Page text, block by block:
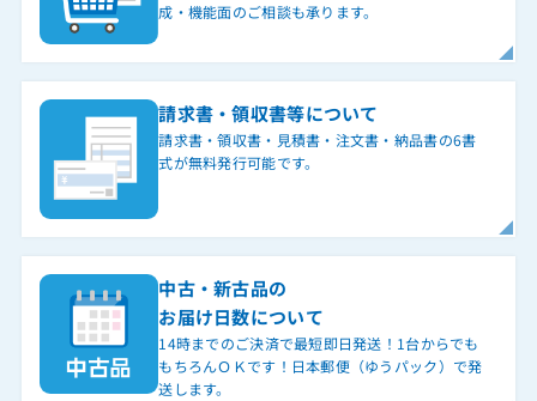
成・機能面のご相談も承ります。
請求書・領収書等について
請求書・領収書・見積書・注文書・納品書の6書
式が無料発行可能です。
中古・新古品の
お届け日数について
14時までのご決済で最短即日発送！1台からでも
もちろんＯＫです！日本郵便（ゆうパック）で発
送します。